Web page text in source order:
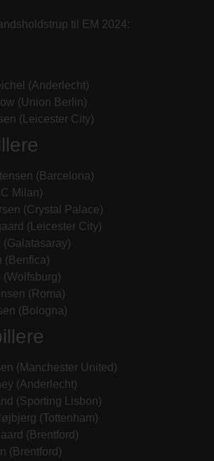
til EM 2024:
(Anderlecht)
(Union Berlin)
(Leicester City)
(Barcelona)
Milan)
(Crystal Palace)
(Leicester City)
(Benfica)
(Roma)
(Bologna)
(Manchester United)
(Anderlecht)
(Sporting Lisbon)
(Tottenham)
(Brentford)
(Brentford)